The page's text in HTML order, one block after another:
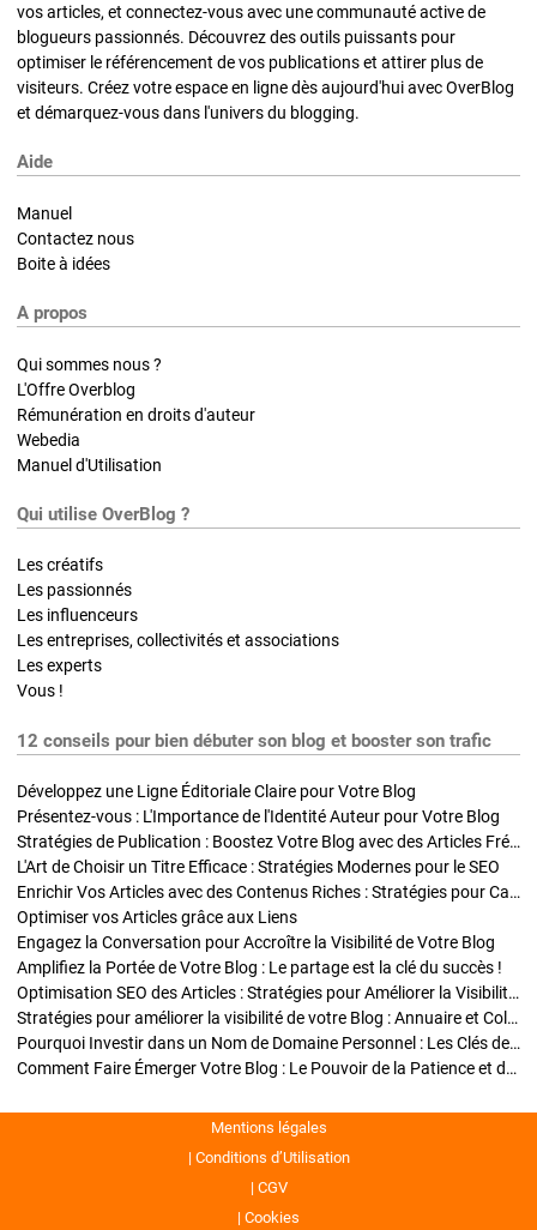
vos articles, et connectez-vous avec une communauté active de
blogueurs passionnés. Découvrez des outils puissants pour
optimiser le référencement de vos publications et attirer plus de
visiteurs. Créez votre espace en ligne dès aujourd'hui avec OverBlog
et démarquez-vous dans l'univers du blogging.
Aide
Manuel
Contactez nous
Boite à idées
A propos
Qui sommes nous ?
L'Offre Overblog
Rémunération en droits d'auteur
Webedia
Manuel d'Utilisation
Qui utilise OverBlog ?
Les créatifs
Les passionnés
Les influenceurs
Les entreprises, collectivités et associations
Les experts
Vous !
12 conseils pour bien débuter son blog et booster son trafic
Développez une Ligne Éditoriale Claire pour Votre Blog
Présentez-vous : L'Importance de l'Identité Auteur pour Votre Blog
Stratégies de Publication : Boostez Votre Blog avec des Articles Fréquents et Exclusifs
L'Art de Choisir un Titre Efficace : Stratégies Modernes pour le SEO
Enrichir Vos Articles avec des Contenus Riches : Stratégies pour Captiver et Optimiser
Optimiser vos Articles grâce aux Liens
Engagez la Conversation pour Accroître la Visibilité de Votre Blog
Amplifiez la Portée de Votre Blog : Le partage est la clé du succès !
Optimisation SEO des Articles : Stratégies pour Améliorer la Visibilité de Votre Blog
Stratégies pour améliorer la visibilité de votre Blog : Annuaire et Collaborations
Pourquoi Investir dans un Nom de Domaine Personnel : Les Clés de la Réussite de Votre Blog
Comment Faire Émerger Votre Blog : Le Pouvoir de la Patience et de la Persévérance
Mentions légales
Conditions d’Utilisation
CGV
Cookies